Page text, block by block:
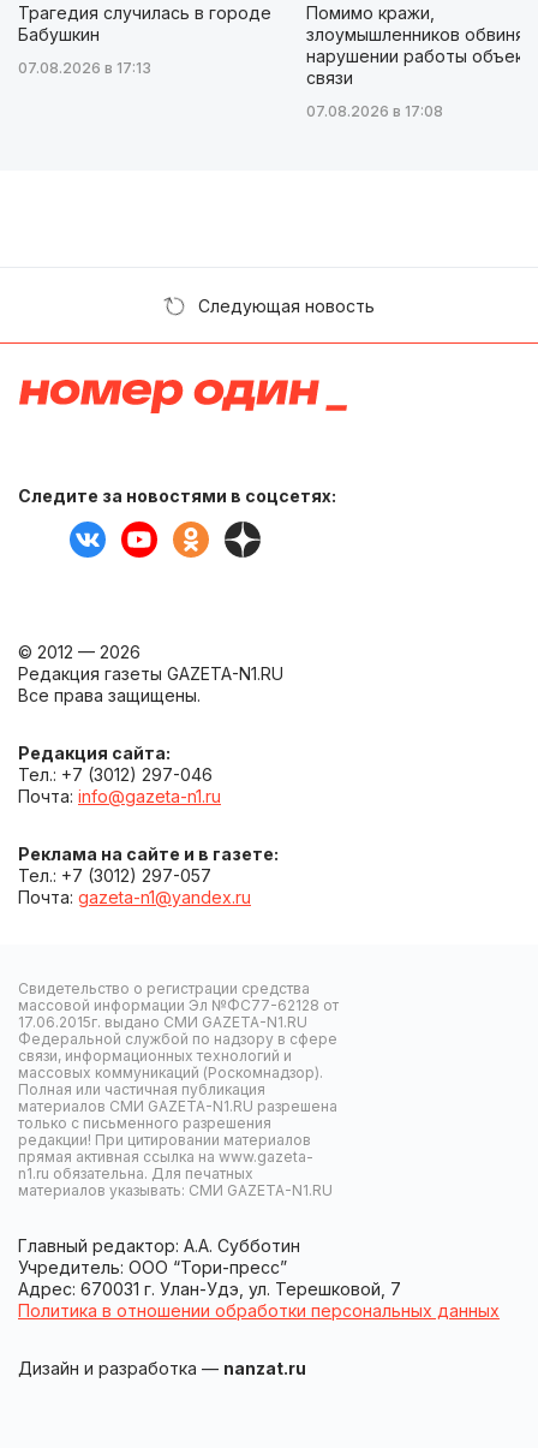
Трагедия случилась в городе
Бабушкин
07.08.2026 в 17:13
Помимо кражи,
злоумышленников
нарушении работы
связи
07.08.2026 в 17:08
Следующая новость
Следите за новостями в соцсетях:
© 2012 — 2026
Редакция газеты GAZETA-N1.RU
Все права защищены.
Редакция сайта:
Тел.: +7 (3012) 297-046
Почта: info@gazeta-n1.ru
Реклама на сайте и в газете:
Тел.: +7 (3012) 297-057
Почта: gazeta-n1@yandex.ru
Свидетельство о регистрации средства
массовой информации Эл №ФС77-62128 от
17.06.2015г. выдано СМИ GAZETA-N1.RU
Федеральной службой по надзору в сфере
связи, информационных технологий и
массовых коммуникаций (Роскомнадзор).
Полная или частичная публикация
материалов СМИ GAZETA-N1.RU разрешена
только с письменного разрешения
редакции! При цитировании материалов
прямая активная ссылка на www.gazeta-
n1.ru обязательна. Для печатных
материалов указывать: СМИ GAZETA-N1.RU
Главный редактор: А.А. Субботин
Учредитель: ООО “Тори-пресс”
Адрес: 670031 г. Улан-Удэ, ул. Терешковой, 7
Политика в отношении обработки персональных данных
Дизайн и разработка — nanzat.ru